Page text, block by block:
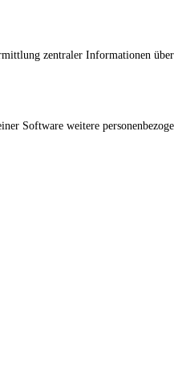
zentraler Informationen
Software weitere